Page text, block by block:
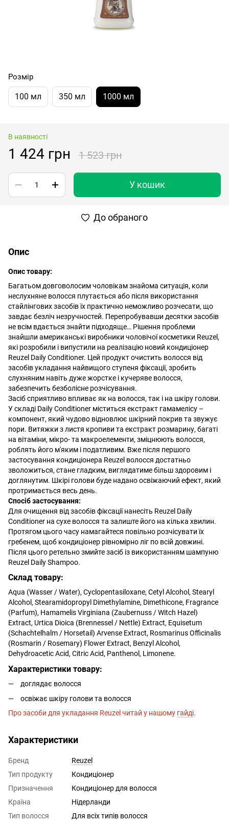
Розмір
100 мл 350 мл 1000 мл
В наявності
1 424 грн 1 523 грн
У кошик
До обраного
Опис
Опис товару:
Багатьом довговолосим чоловікам знайома ситуація, коли
неслухняне волосся плутається або після використання
стайлінгових засобів їх практично неможливо розчесати, що
завдає безліч незручностей. Перепробувавши десятки засобів
не всім вдається знайти підходяще… Рішення проблеми
знайшли американські виробники чоловічої косметики Reuzel,
які розробили і випустили на реалізацію новий кондиціонер
Reuzel Daily Conditioner. Цей продукт очистить волосся від
засобів укладання найвищого ступеня фіксації, зробить
слухняним навіть дуже жорстке і кучеряве волосся,
забезпечить безболісне розчісування.
Засіб сприятливо впливає як на волосся, так і на шкіру голови.
У складі Daily Conditioner міститься екстракт гамамелісу –
компонент, який чудово відновлює шкірний покрив та звужує
пори. Витяжки з листя кропиви та екстракт розмарину, багаті
на вітаміни, мікро- та макроелементи, зміцнюють волосся,
роблять його м'яким і податливим. Вже після першого
застосування кондиціонера Reuzel волосся достатньо
зволожиться, стане гладким, виглядатиме більш здоровим і
доглянутим. Шкірі голови буде надано освіжаючий ефект, який
протримається весь день.
Спосіб застосування:
Для очищення від засобів фіксації нанесіть Reuzel Daily
Conditioner на сухе волосся та залиште його на кілька хвилин.
Протягом цього часу намагайтеся повільно розчісувати їх
гребенем, щоб кондиціонер рівномірно ліг по всій довжині.
Після цього ретельно змийте засіб із використанням шампуню
Reuzel Daily Shampoo.
Склад товару:
Aqua (Wasser / Water), Cyclopentasiloxane, Cetyl Alcohol, Stearyl
Alcohol, Stearamidopropyl Dimethylamine, Dimethicone, Fragrance
(Parfum), Hamamelis Virginiana (Zaubernuss / Witch Hazel)
Extract, Urtica Dioica (Brennessel / Nettle) Extract, Equisetum
(Schachtelhalm / Horsetail) Arvense Extract, Rosmarinus Officinalis
(Rosmarin / Rosemary) Flower Extract, Benzyl Alcohol,
Dehydroacetic Acid, Citric Acid, Panthenol, Limonene.
Характеристики товару:
доглядає волосся
освіжає шкіру голови та волосся
Про засоби для укладання Reuzel читай у нашому гайді.
Характеристики
Бренд
Reuzel
Тип продукту
Кондиціонер
Призначення
Кондиціонер для волосся
Країна
Нідерланди
Тип волосся
Для всіх типів волосся